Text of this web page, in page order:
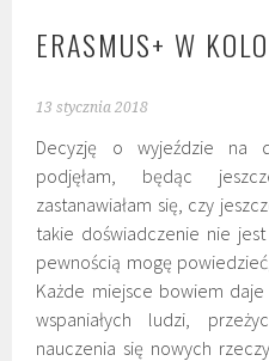
ERASMUS+ W
13 stycznia 2018
Decyzję o wyjeździe na
podjęłam, będąc
zastanawiałam się, czy
takie doświadczenie nie
pewnością mogę
Każde miejsce bowiem
wspaniałych ludzi,
nauczenia się nowych